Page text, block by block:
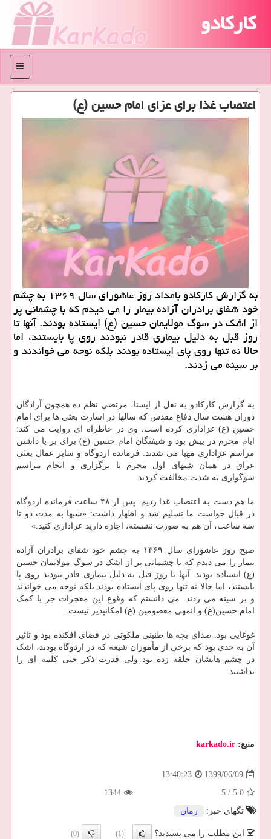
کارکادو
منو
اعتصاب غذا برای عزای امام حسین (ع)
به گزارش كاركادو بامداد روز عاشورای سال ۱۳۶۹ به چشم
خود شفای برادران آزاده­ بیمار را می ­دیدم كه با چشمانی پر
از اشك در سوگ مولایمان حسین (ع) ایستاده بودند. آن­ها تا
روز قبل به دلیل بیماری قادر نبودند روی پا بایستند، اما
حالا نه تنها روی پای ایستاده بودند بلكه نوحه می­ خواندند و
بر سینه می ­زدند.
به گزارش کارکادو به نقل از ایسنا، مرتضی نظم ده همچون آزادگان
دوران هشت سال دفاع مقدس که سالها در اسارت بعثی ها برای امام
حسین (ع) عزاداری کرده است. وی در خاطراه ای روایت می کند:
ایام محرم در پیش بود و شیفتگان امام حسین (ع) برای بر پا داشتن
مراسم عزاداری مهیا می­ شدند. فرمانده اردوگاه و سایر عمال بعثی
عراق در همان شب­های اول محرم با برگزاری و انجام مراسم
سوگواری به شدت مخالفت کردند.
ما هم دست به اعتصاب غذا زدیم. پس از ۴۸ ساعت فرمانده اردوگاه
در قبال خواست ما تسلیم شد و اظهار داشت: «شب­ها به مدت دو تا
سه ساعت، آن هم به صورت نشسته، اجازه دارید عزاداری کنید.»
صبح روز عاشورای سال ۱۳۶۹ به چشم خود شفای برادران آزاده
بیمار را می ­دیدم که با چشمانی پر از اشک در سوگ مولایمان حسین
(ع) ایستاده بودند. آنها تا روز قبل به دلیل بیماری قادر نبودند روی پا
بایستند، اما حالا نه تنها روی پای ایستاده بودند بلکه نوحه می­ خواندند
و بر سینه می ­زدند. می ­دانستم که وقوع این معجزات جز با کمک
امام حسین(ع) و ائمه­ی معصومین (ع) امکان­پذیر نیست.
غوغایی بود. صدای بچه ­ها طنینی ملکوتی در فضای افکنده بود و تاثیر
آن به حدی بود که برخی از مأموران شیعه که در اردوگاه بودند، اشک
در چشم هایشان حلقه زده بود ولی قدرت ذکر حتی کلمه­ ای را
نداشتند.
منبع: karkado.ir
1399/06/09
13:40:23
5.0
/
5
1344
تگهای خبر:
رمان
این مطلب را می پسندید؟ (1)
(0)